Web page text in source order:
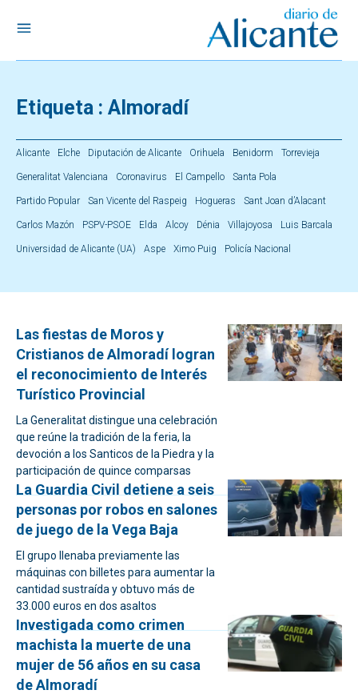
Etiqueta : Almoradí
Alicante Elche Diputación de Alicante Orihuela Benidorm Torrevieja
Generalitat Valenciana Coronavirus El Campello Santa Pola
Partido Popular San Vicente del Raspeig Hogueras Sant Joan d’Alacant
Carlos Mazón PSPV-PSOE Elda Alcoy Dénia Villajoyosa Luis Barcala
Universidad de Alicante (UA) Aspe Ximo Puig Policía Nacional
Las fiestas de Moros y
Cristianos de Almoradí logran
el reconocimiento de Interés
Turístico Provincial
La Generalitat distingue una celebración
que reúne la tradición de la feria, la
devoción a los Santicos de la Piedra y la
participación de quince comparsas
La Guardia Civil detiene a seis
personas por robos en salones
de juego de la Vega Baja
El grupo llenaba previamente las
máquinas con billetes para aumentar la
cantidad sustraída y obtuvo más de
33.000 euros en dos asaltos
Investigada como crimen
machista la muerte de una
mujer de 56 años en su casa
de Almoradí